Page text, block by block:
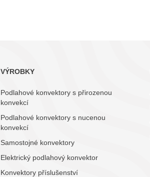
VÝROBKY
Podlahové konvektory s přirozenou
konvekcí
Podlahové konvektory s nucenou
konvekcí
Samostojné konvektory
Elektrický podlahový konvektor
Konvektory příslušenství